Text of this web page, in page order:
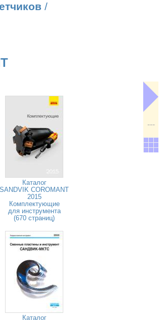
/
Каталог
SANDVIK COROMANT
2015
Комплектующие
для инструмента
(670 страниц)
Каталог
---